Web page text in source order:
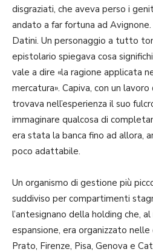
disgraziati, che aveva perso i
andato a far fortuna ad Avignone.
Datini. Un personaggio a tutto
epistolario spiegava cosa
vale a dire «la ragione applicata
mercatura». Capiva, con un
trovava nell’esperienza il suo
immaginare qualcosa di
era stata la banca fino ad allora,
poco adattabile.
Un organismo di gestione più
suddiviso per compartimenti
l’antesignano della holding che,
espansione, era organizzato
Prato, Firenze, Pisa, Genova e